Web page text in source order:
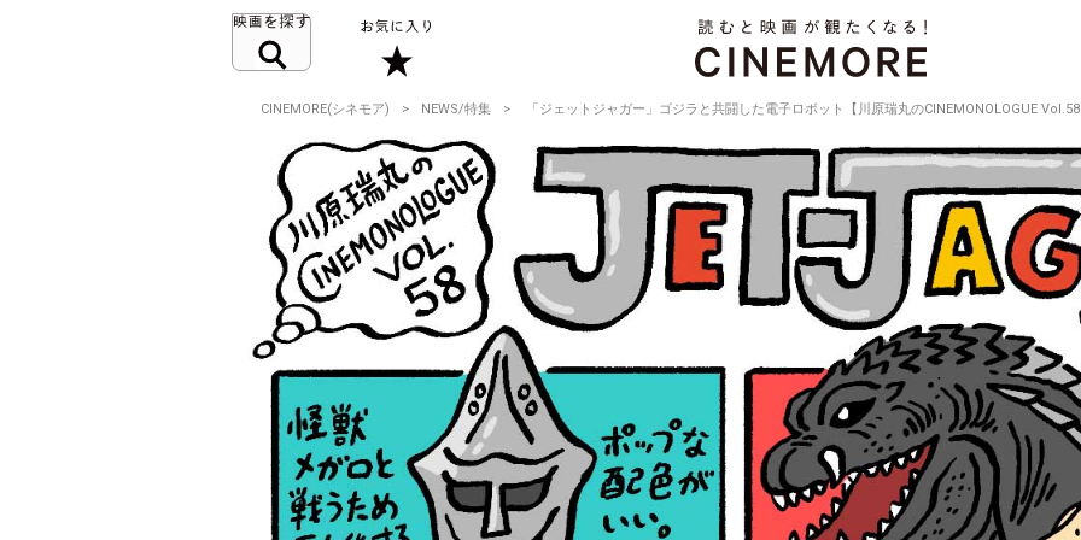
CINEMORE(シネモア) NEWS/特集 「ジェットジャガー」ゴジラと共闘した電子ロボット【川原瑞丸のCINEMONOLOGUE